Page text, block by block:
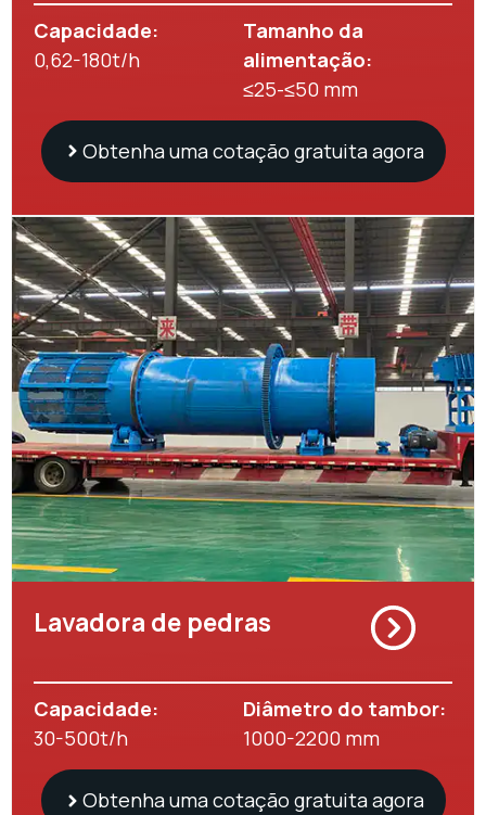
Capacidade:
0,62-180t/h
Tamanho da
alimentação:
≤25-≤50 mm
Obtenha uma cotação gratuita agora
Lavadora de pedras
Capacidade:
30-500t/h
Diâmetro do tambor:
1000-2200 mm
Obtenha uma cotação gratuita agora